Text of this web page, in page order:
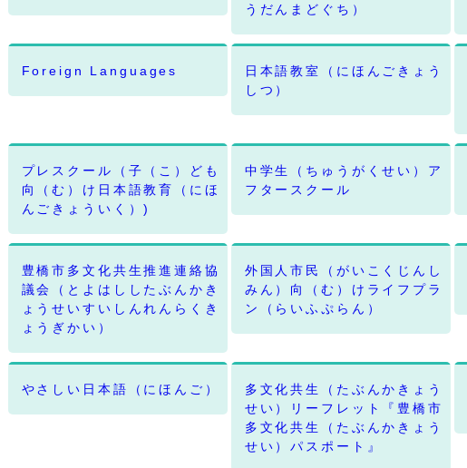
うだんまどぐち）
Foreign Languages
日本語教室（にほんごきょう
しつ）
プレスクール（子（こ）ども
向（む）け日本語教育（にほ
んごきょういく）)
中学生（ちゅうがくせい）ア
フタースクール
豊橋市多文化共生推進連絡協
議会（とよはししたぶんかき
ょうせいすいしんれんらくき
ょうぎかい）
外国人市民（がいこくじんし
みん）向（む）けライフプラ
ン（らいふぷらん）
やさしい日本語（にほんご）
多文化共生（たぶんかきょう
せい）リーフレット『豊橋市
多文化共生（たぶんかきょう
せい）パスポート』